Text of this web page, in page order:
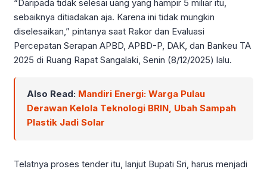
“Daripada tidak selesai uang yang hampir 5 miliar itu,
sebaiknya ditiadakan aja. Karena ini tidak mungkin
diselesaikan,” pintanya saat Rakor dan Evaluasi
Percepatan Serapan APBD, APBD-P, DAK, dan Bankeu TA
2025 di Ruang Rapat Sangalaki, Senin (8/12/2025) lalu.
Also Read: Mandiri Energi: Warga Pulau
Derawan Kelola Teknologi BRIN, Ubah Sampah
Plastik Jadi Solar
Telatnya proses tender itu, lanjut Bupati Sri, harus menjadi